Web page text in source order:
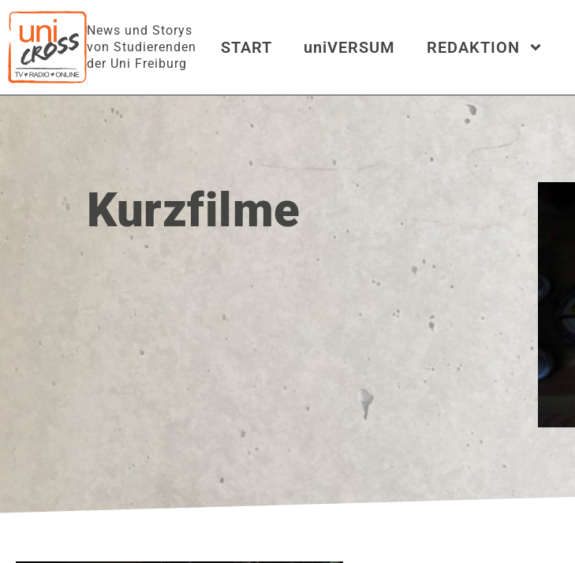
News und Storys
von Studierenden
der Uni Freiburg
START uniVERSUM REDAKTION
Kurzfilme